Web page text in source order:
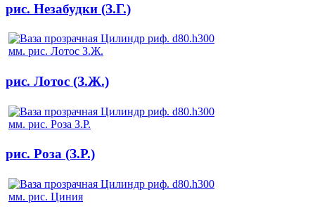
рис. Незабудки (З.Г.)
рис. Лотос (З.Ж.)
рис. Роза (З.Р.)